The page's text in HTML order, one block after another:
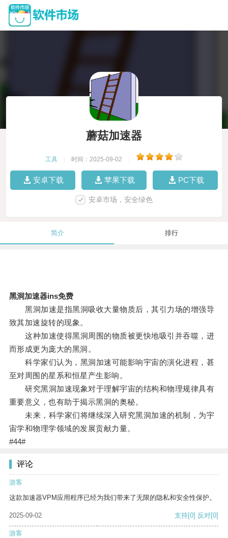
蘑菇加速器
工具 时间：2025-09-02
安卓下载 苹果下载 PC下载
安卓市场，安全绿色
简介 排行
黑洞加速器ins免费
黑洞加速是指黑洞吸收大量物质后，其引力场的增强导
致其加速旋转的现象。
这种加速使得黑洞周围的物质被更快地吸引并吞噬，进
而形成更为庞大的黑洞。
科学家们认为，黑洞加速可能影响宇宙的演化进程，甚
至对周围的星系和恒星产生影响。
研究黑洞加速现象对于理解宇宙的结构和物理规律具有
重要意义，也有助于揭示黑洞的奥秘。
未来，科学家们将继续深入研究黑洞加速的机制，为宇
宙学和物理学领域的发展贡献力量。
#44#
评论
游客
这款加速器VPM应用程序已经为我们带来了无限的隐私和安全性保护。
2025-09-02 支持[0] 反对[0]
游客